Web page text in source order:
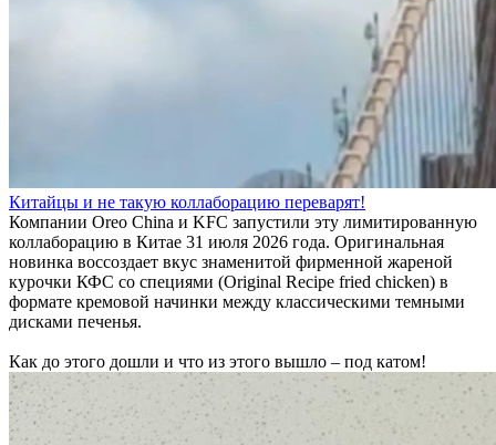
Китайцы и не такую коллаборацию переварят!
Компании Oreo China и KFC запустили эту лимитированную
коллаборацию в Китае 31 июля 2026 года. Оригинальная
новинка воссоздает вкус знаменитой фирменной жареной
курочки КФС со специями (Original Recipe fried chicken) в
формате кремовой начинки между классическими темными
дисками печенья.
Как до этого дошли и что из этого вышло – под катом!